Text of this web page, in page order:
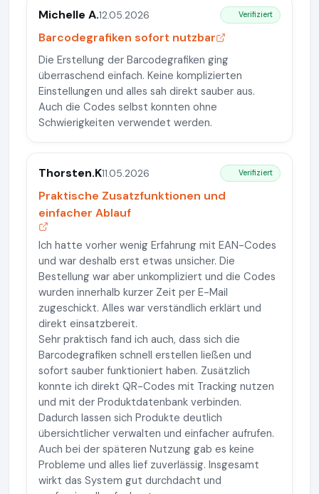
Michelle A.12.05.2026 Verifiziert
Barcodegrafiken sofort nutzbar
Die Erstellung der Barcodegrafiken ging
überraschend einfach. Keine komplizierten
Einstellungen und alles sah direkt sauber aus.
Auch die Codes selbst konnten ohne
Schwierigkeiten verwendet werden.
Thorsten.K11.05.2026 Verifiziert
Praktische Zusatzfunktionen und
einfacher Ablauf
Ich hatte vorher wenig Erfahrung mit EAN-Codes
und war deshalb erst etwas unsicher. Die
Bestellung war aber unkompliziert und die Codes
wurden innerhalb kurzer Zeit per E-Mail
zugeschickt. Alles war verständlich erklärt und
direkt einsatzbereit.
Sehr praktisch fand ich auch, dass sich die
Barcodegrafiken schnell erstellen ließen und
sofort sauber funktioniert haben. Zusätzlich
konnte ich direkt QR-Codes mit Tracking nutzen
und mit der Produktdatenbank verbinden.
Dadurch lassen sich Produkte deutlich
übersichtlicher verwalten und einfacher aufrufen.
Auch bei der späteren Nutzung gab es keine
Probleme und alles lief zuverlässig. Insgesamt
wirkt das System gut durchdacht und